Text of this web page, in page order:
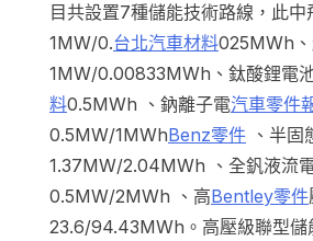
目共設置7種儲能技術路線，此中
1MW/0.台北汽車材料025MWh
1MW/0.00833MWh、鈦酸鋰電
料0.5MWh 、鈉離子電汽車零件
0.5MW/1MWhBenz零件 、半固
1.37MW/2.04MWh 、全釩液流
0.5MW/2MWh 、高Bentley零件
23.6/94.43MWh。高壓級聯型儲